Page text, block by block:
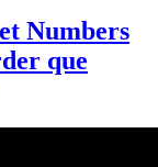
Numbers
que